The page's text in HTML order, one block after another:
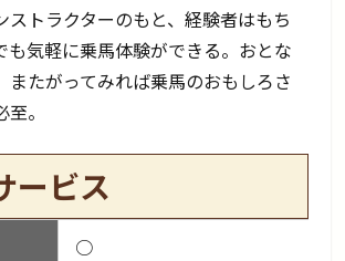
ストラクターのもと、経験者はもち
も気軽に乗馬体験ができる。おとな
またがってみれば乗馬のおもしろさ
。
ービス
○